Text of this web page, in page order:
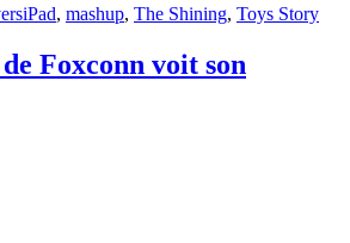
Étiquettes
iPad, mashup, The Shining, Toys Story
Foxconn voit son